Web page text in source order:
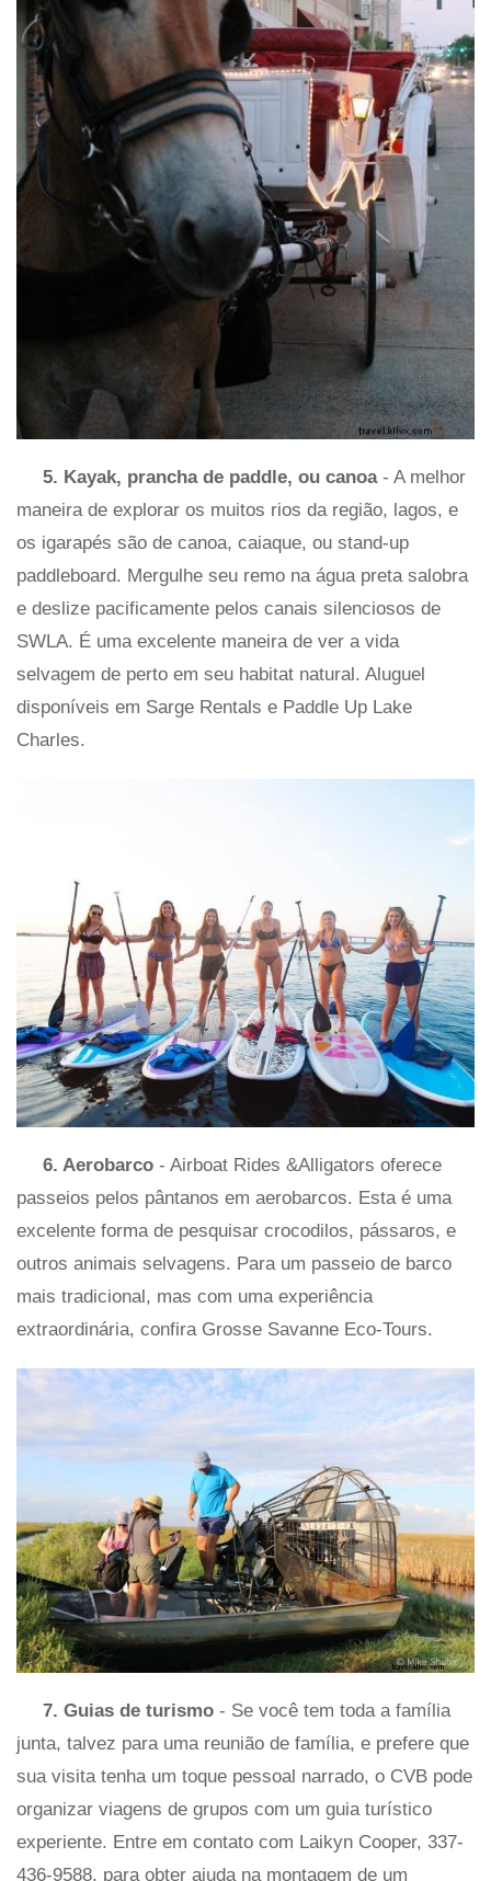
5. Kayak, prancha de paddle, ou canoa - A melhor
maneira de explorar os muitos rios da região, lagos, e
os igarapés são de canoa, caiaque, ou stand-up
paddleboard. Mergulhe seu remo na água preta salobra
e deslize pacificamente pelos canais silenciosos de
SWLA. É uma excelente maneira de ver a vida
selvagem de perto em seu habitat natural. Aluguel
disponíveis em Sarge Rentals e Paddle Up Lake
Charles.
6. Aerobarco - Airboat Rides &Alligators oferece
passeios pelos pântanos em aerobarcos. Esta é uma
excelente forma de pesquisar crocodilos, pássaros, e
outros animais selvagens. Para um passeio de barco
mais tradicional, mas com uma experiência
extraordinária, confira Grosse Savanne Eco-Tours.
7. Guias de turismo - Se você tem toda a família
junta, talvez para uma reunião de família, e prefere que
sua visita tenha um toque pessoal narrado, o CVB pode
organizar viagens de grupos com um guia turístico
experiente. Entre em contato com Laikyn Cooper, 337-
436-9588, para obter ajuda na montagem de um